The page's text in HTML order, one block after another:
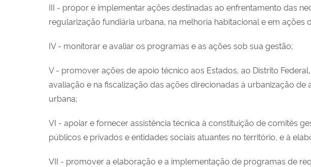
III - propor e implementar ações destinadas ao enfrentamento das
regularização fundiária urbana, na melhoria habitacional e em ações
IV - monitorar e avaliar os programas e as ações sob sua gestão;
V - promover ações de apoio técnico aos Estados, ao Distrito
avaliação e na fiscalização das ações direcionadas à urbanização
urbana;
VI - apoiar e fornecer assistência técnica à constituição de comitês
públicos e privados e entidades sociais atuantes no território, e à
VII - promover a elaboração e a implementação de programas de